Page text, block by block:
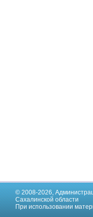
© 2008-2026,
Сахалинской области
При использовании